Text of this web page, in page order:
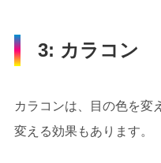
3: カラコン
カラコンは、目の色を変
変える効果もあります。